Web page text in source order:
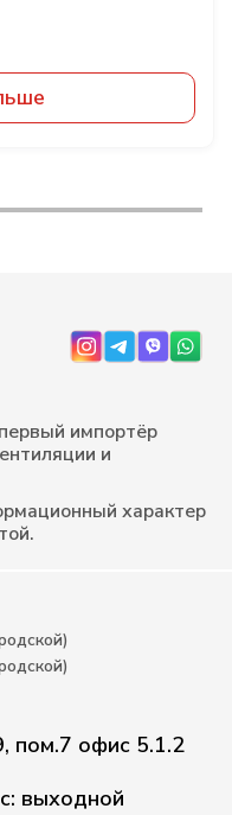
импортёр
и
характер
пом.7 офис 5.1.2
выходной